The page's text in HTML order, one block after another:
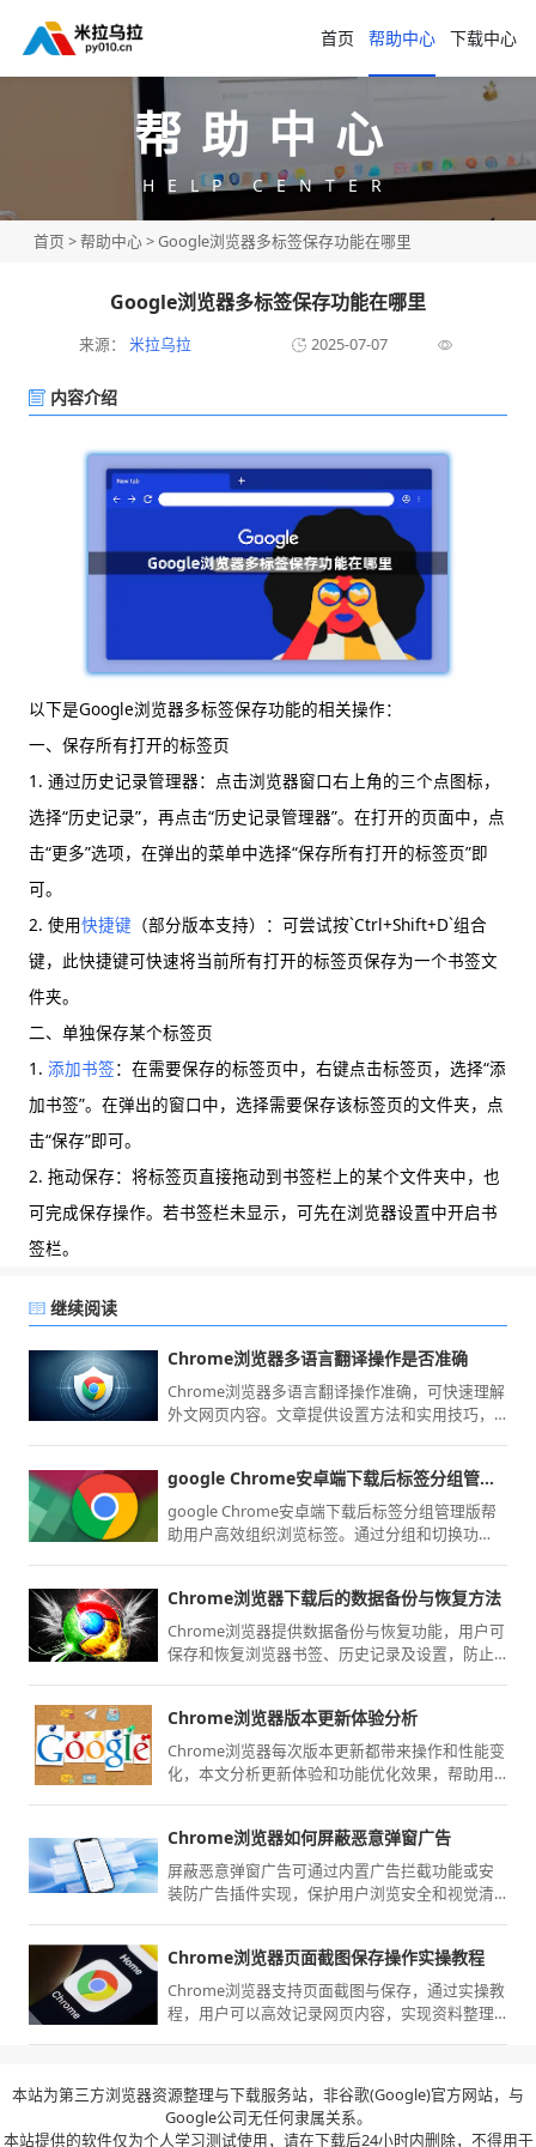
首页 帮助中心 下载中心
帮助中心
HELP CENTER
首页 >帮助中心> Google浏览器多标签保存功能在哪里
Google浏览器多标签保存功能在哪里
来源： 米拉乌拉 2025-07-07
内容介绍
以下是Google浏览器多标签保存功能的相关操作：
一、保存所有打开的标签页
1. 通过历史记录管理器：点击浏览器窗口右上角的三个点图标，
选择“历史记录”，再点击“历史记录管理器”。在打开的页面中，点
击“更多”选项，在弹出的菜单中选择“保存所有打开的标签页”即
可。
2. 使用快捷键 （部分版本支持）：可尝试按`Ctrl+Shift+D`组合
键，此快捷键可快速将当前所有打开的标签页保存为一个书签文
件夹。
二、单独保存某个标签页
1. 添加书签：在需要保存的标签页中，右键点击标签页，选择“添
加书签”。在弹出的窗口中，选择需要保存该标签页的文件夹，点
击“保存”即可。
2. 拖动保存：将标签页直接拖动到书签栏上的某个文件夹中，也
可完成保存操作。若书签栏未显示，可先在浏览器设置中开启书
签栏。
继续阅读
Chrome浏览器多语言翻译操作是否准确
Chrome浏览器多语言翻译操作准确，可快速理解
外文网页内容。文章提供设置方法和实用技巧，
google Chrome安卓端下载后标签分组管理经验
google Chrome安卓端下载后标签分组管理版帮
助用户高效组织浏览标签。通过分组和切换功
Chrome浏览器下载后的数据备份与恢复方法
Chrome浏览器提供数据备份与恢复功能，用户可
保存和恢复浏览器书签、历史记录及设置，防止
Chrome浏览器版本更新体验分析
Chrome浏览器每次版本更新都带来操作和性能变
化，本文分析更新体验和功能优化效果，帮助用
Chrome浏览器如何屏蔽恶意弹窗广告
屏蔽恶意弹窗广告可通过内置广告拦截功能或安
装防广告插件实现，保护用户浏览安全和视觉清
Chrome浏览器页面截图保存操作实操教程
Chrome浏览器支持页面截图与保存，通过实操教
程，用户可以高效记录网页内容，实现资料整理
本站为第三方浏览器资源整理与下载服务站，非谷歌(Google)官方网站，与
Google公司无任何隶属关系。
本站提供的软件仅为个人学习测试使用，请在下载后24小时内删除，不得用于